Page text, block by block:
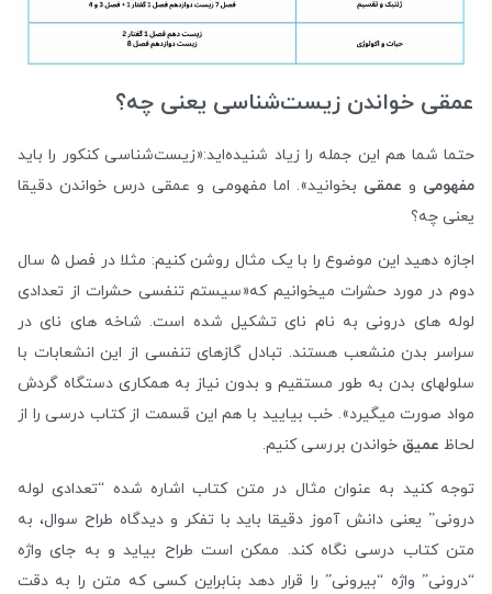
عمقی خواندن زیست‌شناسی یعنی چه؟
حتما شما هم این جمله را زیاد شنیده‌اید:«زیست‌شناسی کنکور را باید
مفهومی و عمقی بخوانید». اما مفهومی و عمقی درس خواندن دقیقا
یعنی چه؟
اجازه دهید این موضوع را با یک مثال روشن کنیم: مثلا در فصل ۵ سال
دوم در مورد حشرات میخوانیم که«سیستم تنفسی حشرات از تعدادی
لوله های درونی به نام نای تشکیل شده است. شاخه های نای در
سراسر بدن منشعب هستند. تبادل گازهای تنفسی از این انشعابات با
سلولهای بدن به طور مستقیم و بدون نیاز به همکاری دستگاه گردش
مواد صورت میگیرد». خب بیایید با هم این قسمت از کتاب درسی را از
لحاظ عمیق خواندن بررسی کنیم.
توجه کنید به عنوان مثال در متن کتاب اشاره شده “تعدادی لوله
درونی” یعنی دانش آموز دقیقا باید با تفکر و دیدگاه طراح سوال، به
متن کتاب درسی نگاه کند. ممکن است طراح بیاید و به جای واژه
“درونی” واژه “بیرونی” را قرار دهد بنابراین کسی که متن را به دقت